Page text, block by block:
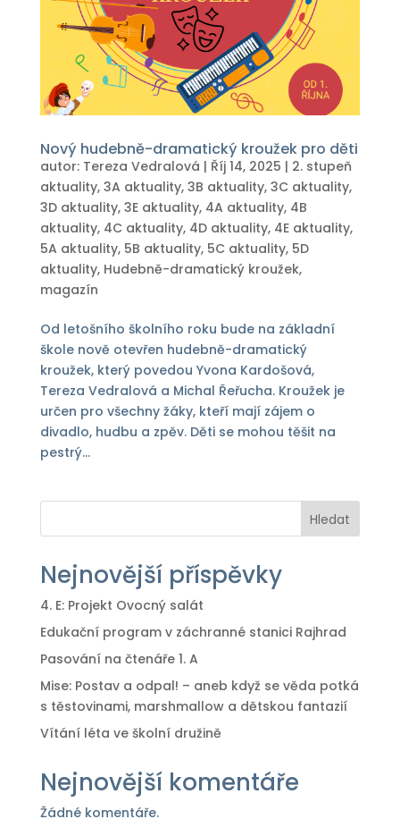
Nový hudebně-dramatický kroužek pro děti
autor: Tereza Vedralová | Říj 14, 2025 | 2. stupeň
aktuality, 3A aktuality, 3B aktuality, 3C aktuality,
3D aktuality, 3E aktuality, 4A aktuality, 4B
aktuality, 4C aktuality, 4D aktuality, 4E aktuality,
5A aktuality, 5B aktuality, 5C aktuality, 5D
aktuality, Hudebně-dramatický kroužek,
magazín
Od letošního školního roku bude na základní
škole nově otevřen hudebně-dramatický
kroužek, který povedou Yvona Kardošová,
Tereza Vedralová a Michal Řeřucha. Kroužek je
určen pro všechny žáky, kteří mají zájem o
divadlo, hudbu a zpěv. Děti se mohou těšit na
pestrý...
Hledat
Nejnovější příspěvky
4. E: Projekt Ovocný salát
Edukační program v záchranné stanici Rajhrad
Pasování na čtenáře 1. A
Mise: Postav a odpal! – aneb když se věda potká
s těstovinami, marshmallow a dětskou fantazií
Vítání léta ve školní družině
Nejnovější komentáře
Žádné komentáře.